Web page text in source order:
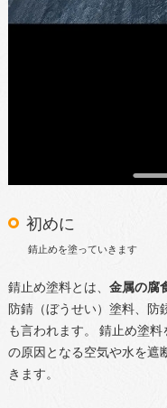
初めに
錆止めを塗っていきます
錆止め塗料とは、 金属の腐
防錆（ぼうせい）塗料、防
も言われます。 錆止め塗
の原因となる空気や水を遮
きます。